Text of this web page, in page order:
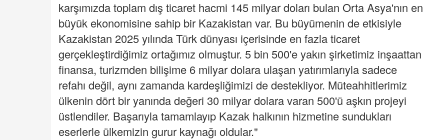
karşımızda toplam dış ticaret hacmi 145 milyar doları bulan Orta Asya'nın en
büyük ekonomisine sahip bir Kazakistan var. Bu büyümenin de etkisiyle
Kazakistan 2025 yılında Türk dünyası içerisinde en fazla ticaret
gerçekleştirdiğimiz ortağımız olmuştur. 5 bin 500'e yakın şirketimiz inşaattan
finansa, turizmden bilişime 6 milyar dolara ulaşan yatırımlarıyla sadece
refahı değil, aynı zamanda kardeşliğimizi de destekliyor. Müteahhitlerimiz
ülkenin dört bir yanında değeri 30 milyar dolara varan 500'ü aşkın projeyi
üstlendiler. Başarıyla tamamlayıp Kazak halkının hizmetine sundukları
eserlerle ülkemizin gurur kaynağı oldular."